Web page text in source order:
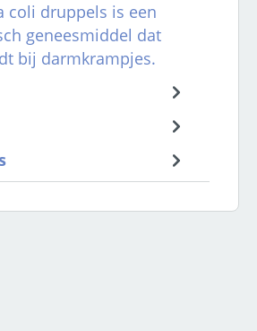
coli druppels is een
geneesmiddel dat
bij darmkrampjes.